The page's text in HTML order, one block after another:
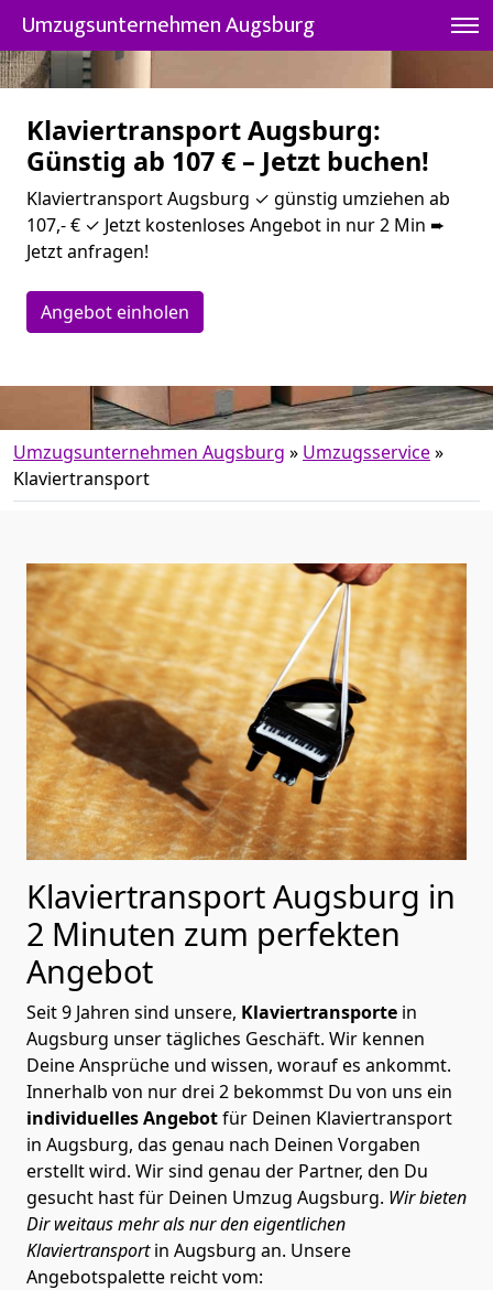
Umzugsunternehmen Augsburg
Klaviertransport Augsburg:
Günstig ab 107 € – Jetzt buchen!
Klaviertransport Augsburg ✓ günstig umziehen ab
107,- € ✓ Jetzt kostenloses Angebot in nur 2 Min ➨
Jetzt anfragen!
Angebot einholen
Umzugsunternehmen Augsburg » Umzugsservice»
Klaviertransport
Klaviertransport Augsburg in
2 Minuten zum perfekten
Angebot
Seit 9 Jahren sind unsere, Klaviertransporte in
Augsburg unser tägliches Geschäft. Wir kennen
Deine Ansprüche und wissen, worauf es ankommt.
Innerhalb von nur drei 2 bekommst Du von uns ein
individuelles Angebotfür Deinen Klaviertransport
in Augsburg, das genau nach Deinen Vorgaben
erstellt wird. Wir sind genau der Partner, den Du
gesucht hast für Deinen Umzug Augsburg. Wir bieten
Dir weitaus mehr als nur den eigentlichen
Klaviertransportin Augsburg an. Unsere
Angebotspalette reicht vom: